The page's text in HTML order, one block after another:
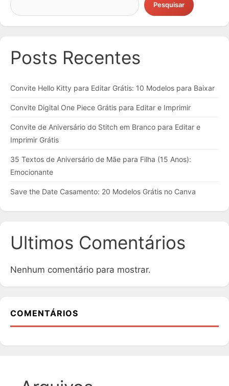
Pesquisar
Posts Recentes
Convite Hello Kitty para Editar Grátis: 10 Modelos para Baixar
Convite Digital One Piece Grátis para Editar e Imprimir
Convite de Aniversário do Stitch em Branco para Editar e
Imprimir Grátis
35 Textos de Aniversário de Mãe para Filha (15 Anos):
Emocionante
Save the Date Casamento: 20 Modelos Grátis no Canva
Ultimos Comentários
Nenhum comentário para mostrar.
COMENTÁRIOS